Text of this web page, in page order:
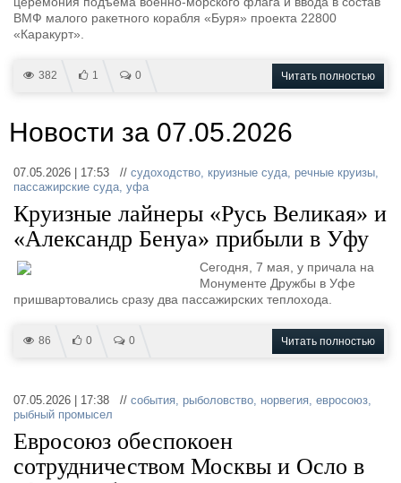
ВМФ малого ракетного корабля «Буря» проекта 22800
«Каракурт».
382 1 0 Читать полностью
Новости за 07.05.2026
07.05.2026 | 17:53 // судоходство, круизные суда, речные круизы,
пассажирские суда, уфа
Круизные лайнеры «Русь Великая» и
«Александр Бенуа» прибыли в Уфу
Сегодня, 7 мая, у причала на
Монументе Дружбы в Уфе
пришвартовались сразу два пассажирских теплохода.
86 0 0 Читать полностью
07.05.2026 | 17:38 // события, рыболовство, норвегия, евросоюз,
рыбный промысел
Евросоюз обеспокоен
сотрудничеством Москвы и Осло в